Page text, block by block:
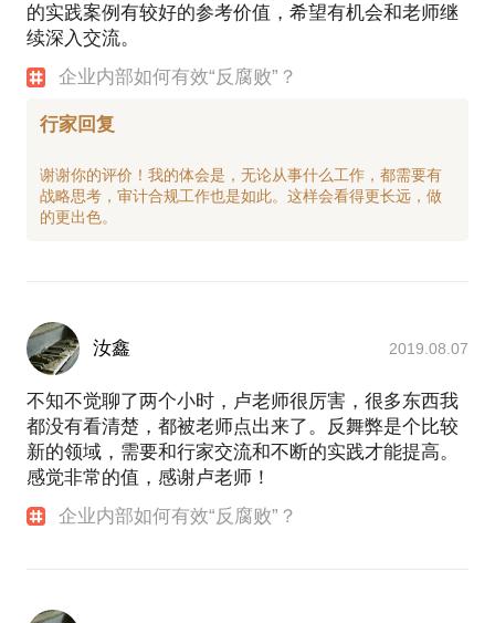
的实践案例有较好的参考价值，希望有机会和老师继
续深入交流。
企业内部如何有效“反腐败”？
行家回复
谢谢你的评价！我的体会是，无论从事什么工作，都需要有
战略思考，审计合规工作也是如此。这样会看得更长远，做
汝鑫 2019.08.07
不知不觉聊了两个小时，卢老师很厉害，很多东西我
都没有看清楚，都被老师点出来了。反舞弊是个比较
新的领域，需要和行家交流和不断的实践才能提高。
感觉非常的值，感谢卢老师！
企业内部如何有效“反腐败”？